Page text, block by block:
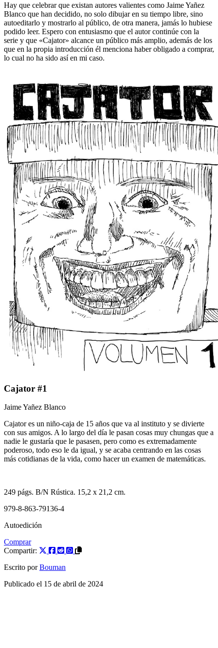
Hay que celebrar que existan autores valientes como Jaime Yañez
Blanco que han decidido, no solo dibujar en su tiempo libre, sino
autoeditarlo y mostrarlo al público, de otra manera, jamás lo hubiese
podido leer. Espero con entusiasmo que el autor continúe con la
serie y que «Cajator» alcance un público más amplio, además de los
que en la propia introducción él menciona haber obligado a comprar,
lo cual no ha sido así en mi caso.
Cajator #1
Jaime Yañez Blanco
Cajator es un niño-caja de 15 años que va al instituto y se divierte
con sus amigos. A lo largo del día le pasan cosas muy chungas que a
nadie le gustaría que le pasasen, pero como es extremadamente
poderoso, todo eso le da igual, y se acaba centrando en las cosas
más cotidianas de la vida, como hacer un examen de matemáticas.
249 págs. B/N Rústica. 15,2 x 21,2 cm.
979-8-863-79136-4
Autoedición
Comprar
Compartir:
Escrito por Bouman
Publicado el 15 de abril de 2024